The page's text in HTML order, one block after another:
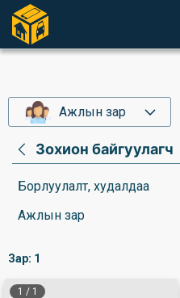
Ажлын зар
Зохион байгуулагч
Борлуулалт, худалдаа
Ажлын зар
Зар: 1
1 / 1